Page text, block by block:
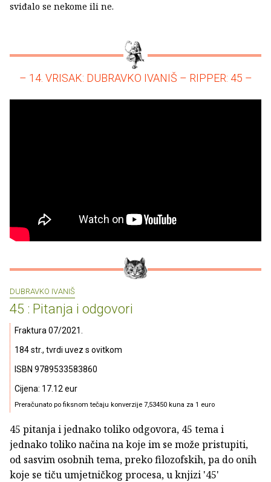
sviđalo se nekome ili ne.
– 14. VRISAK: DUBRAVKO IVANIŠ – RIPPER: 45 –
DUBRAVKO IVANIŠ
45 : Pitanja i odgovori
Fraktura 07/2021.
184 str., tvrdi uvez s ovitkom
ISBN 9789533583860
Cijena: 17.12 eur
Preračunato po fiksnom tečaju konverzije 7,53450 kuna za 1 euro
45 pitanja i jednako toliko odgovora, 45 tema i
jednako toliko načina na koje im se može pristupiti,
od sasvim osobnih tema, preko filozofskih, pa do onih
koje se tiču umjetničkog procesa, u knjizi '45'